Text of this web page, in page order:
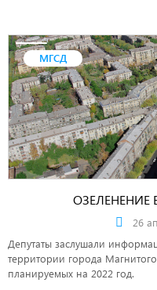
МГСД
ОЗЕЛЕНЕНИЕ
26
Депутаты заслушали
территории города
планируемых на 2022 год.